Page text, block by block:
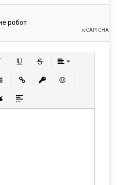
скрытого текста
Вставка цитаты
Вставка спойлера